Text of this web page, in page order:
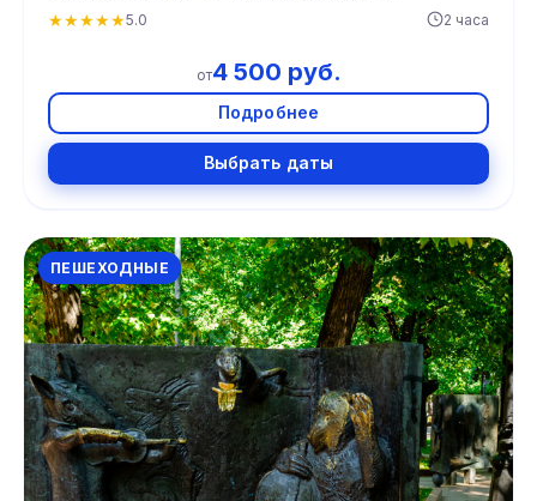
★★★★★5.0 2 часа
от4 500 руб.
Подробнее
Выбрать даты
ПЕШЕХОДНЫЕ